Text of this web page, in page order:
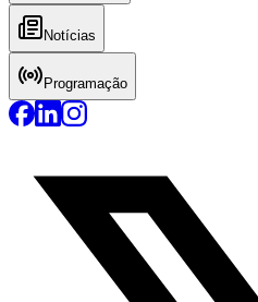
Notícias
Programação